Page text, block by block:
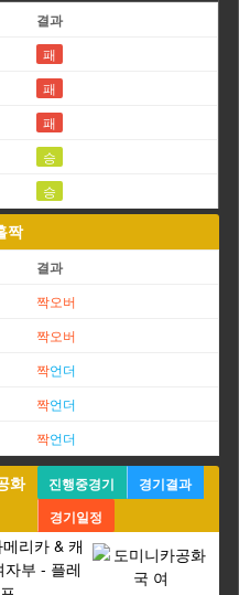
결과
패
패
패
승
승
짝
결과
짝오버
짝오버
짝언더
짝언더
짝언더
화
진행중경기
경기결과
경기일정
리카 & 캐
부 - 플레